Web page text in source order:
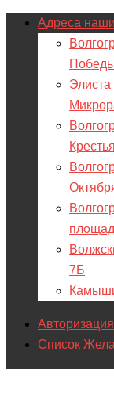
Адреса
7Б
Список